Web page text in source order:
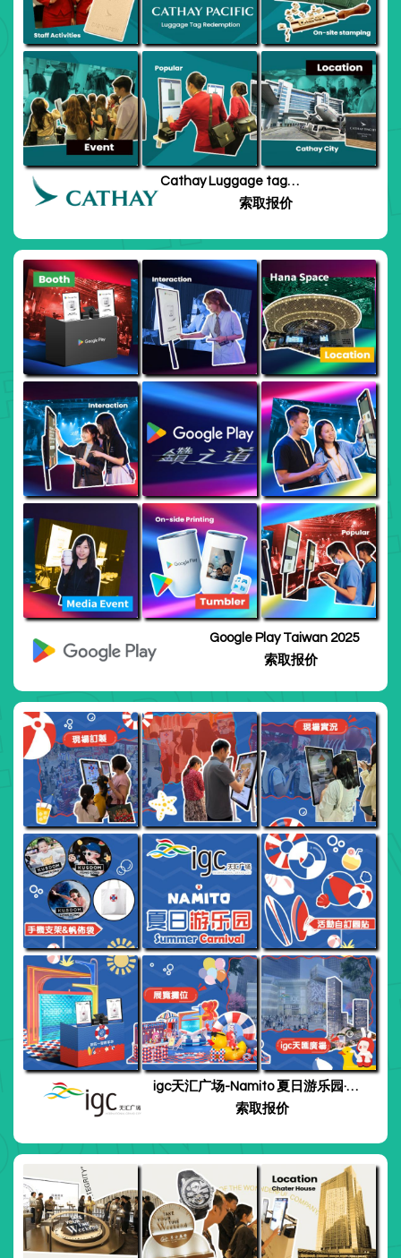
Cathay Luggage tag
索取报价
Google Play Taiwan 2025
索取报价
igc天汇广场-Namito 夏日游乐园·
索取报价